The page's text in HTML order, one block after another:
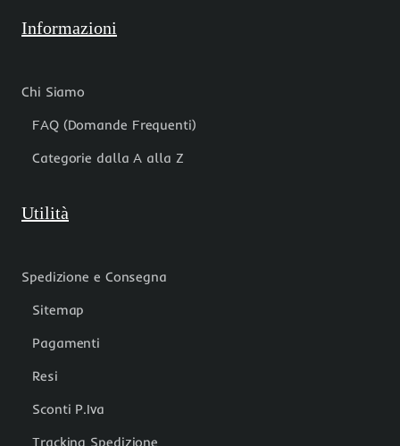
Informazioni
Chi Siamo
FAQ (Domande Frequenti)
Categorie dalla A alla Z
Utilità
Spedizione e Consegna
Sitemap
Pagamenti
Resi
Sconti P.Iva
Tracking Spedizione